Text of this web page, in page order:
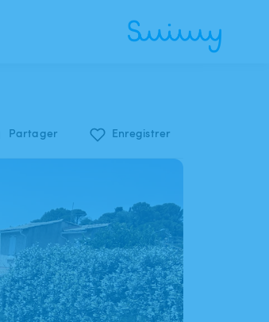
Partager Enregistrer